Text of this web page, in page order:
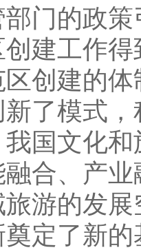
门的政
建工作
创建的
了模式
国文化
合、产
游的发
定了新